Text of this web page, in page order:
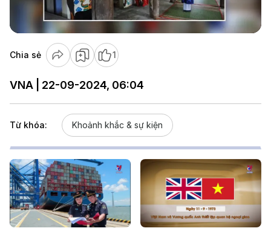
Video
Chia sẻ 1
VNA | 22-09-2024, 06:04
Từ khóa: Khoảnh khắc & sự kiện